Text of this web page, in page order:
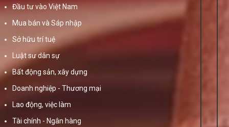
Đầu tư vào Việt Nam
Mua bán và Sáp nhập
Sở hữu trí tuệ
Luật sư dân sự
Bất động sản, xây dựng
Doanh nghiệp - Thương mại
Lao động, việc làm
Tài chính - Ngân hàng